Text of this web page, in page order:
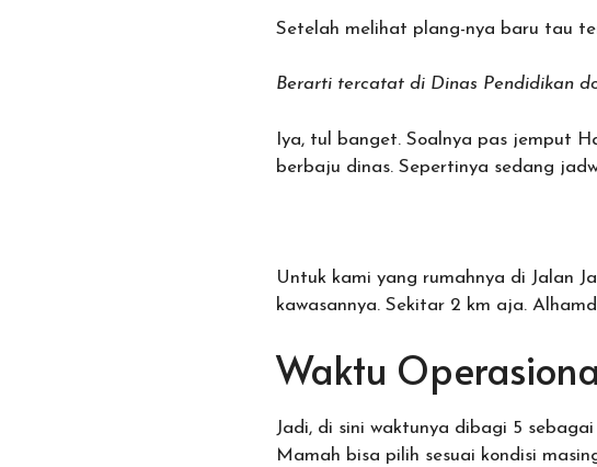
Setelah melihat plang-nya baru tau
Berarti tercatat di Dinas Pendidikan
Iya, tul banget. Soalnya pas jemput
berbaju dinas. Sepertinya sedang
Untuk kami yang rumahnya di Jalan
kawasannya. Sekitar 2 km aja.
Waktu
Jadi, di sini waktunya dibagi 5
Mamah bisa pilih sesuai kondisi